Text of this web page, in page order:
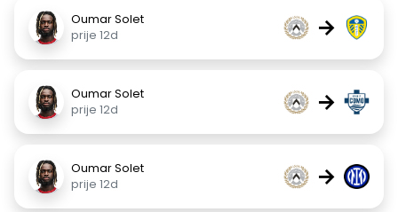
Oumar Solet
prije 12d
→
Oumar Solet
prije 12d
→
Oumar Solet
prije 12d
→